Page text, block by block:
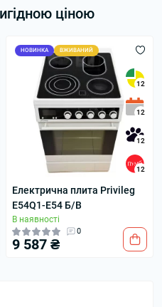
ціною
НОВИНКА ВЖИВАНИЙ
12
12
12
12
Електрична плита Privileg
E54Q1-E54 Б/В
В наявності
0
9 587 ₴